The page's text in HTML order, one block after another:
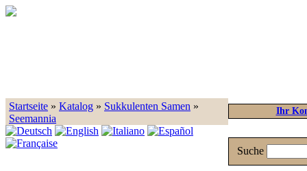
Startseite » Katalog » Sukkulenten Samen »
Seemannia
Ihr
Suche